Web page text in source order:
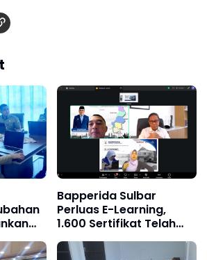
Bapperida Sulbar
Perluas E-Learning,
1.600 Sertifikat Telah
Diterbitkan